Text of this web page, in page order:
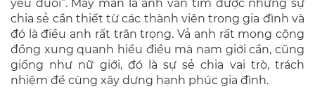
yếu đuối”. May mắn là anh vẫn tìm được những sự
chia sẻ cần thiết từ các thành viên trong gia đình và
đó là điều anh rất trân trọng. Vả anh rất mong cộng
đồng xung quanh hiểu điều mà nam giới cần, cũng
giống như nữ giới, đó là sự sẻ chia vai trò, trách
nhiệm để cùng xây dựng hạnh phúc gia đình.